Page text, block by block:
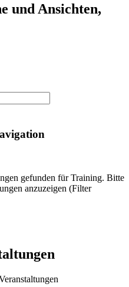
und Ansichten,
gefunden für Training. Bitte
anzuzeigen (Filter